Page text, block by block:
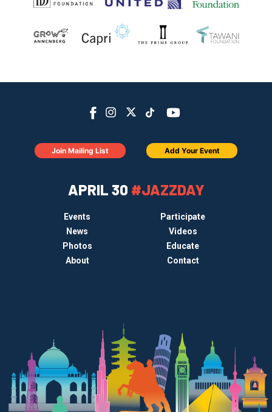
APRIL 30 #JAZZDAY
Events
Participate
News
Videos
Photos
Educate
About
Contact
Join Mailing List Add Your Event